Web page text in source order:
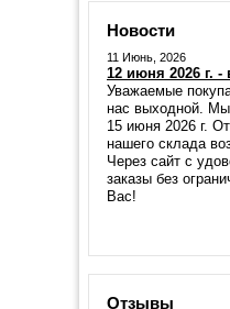
Новости
11 Июнь, 2026
12 июня 2026 г.
Уважаемые
нас выходной. Мы
15 июня 2026 г.
нашего склада
Через сайт с
заказы без
Вас!
Отзывы